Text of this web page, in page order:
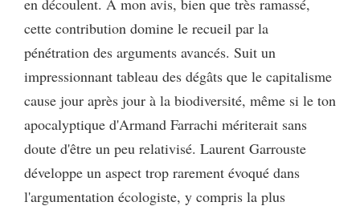
en découlent. A mon avis, bien que très ramassé,
cette contribution domine le recueil par la
pénétration des arguments avancés. Suit un
impressionnant tableau des dégâts que le capitalisme
cause jour après jour à la biodiversité, même si le ton
apocalyptique d'Armand Farrachi mériterait sans
doute d'être un peu relativisé. Laurent Garrouste
développe un aspect trop rarement évoqué dans
l'argumentation écologiste, y compris la plus